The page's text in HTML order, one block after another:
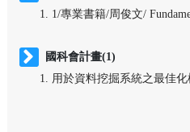
1/專業書籍/周俊文/
國科會計畫(1)
用於資料挖掘系統之最佳化